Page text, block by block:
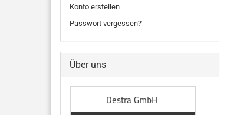
Konto erstellen
Passwort vergessen?
Über uns